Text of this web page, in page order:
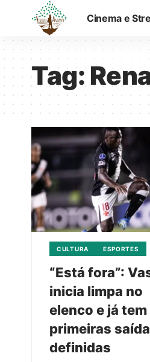
Cinema e
Tag:
CULTURA ESPORTES
“Está fora”:
inicia limpa no
elenco e já tem
primeiras
definidas